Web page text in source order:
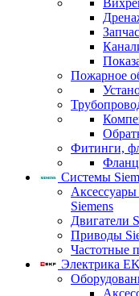
Пожарное
Фитинги,
Системы
Siemens
Двигатели
Приводы
Частотные
Электрика